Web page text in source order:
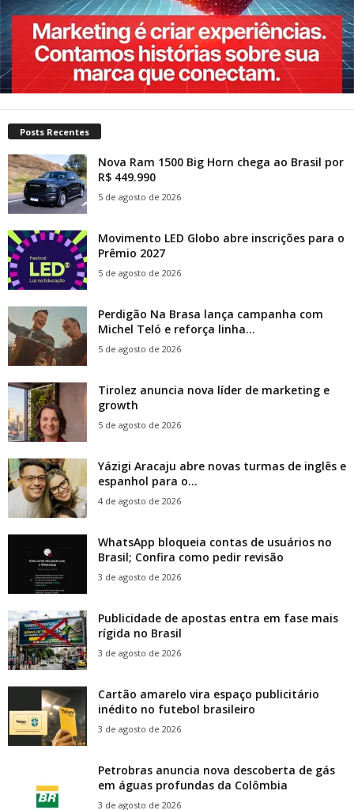
Posts Recentes
Nova Ram 1500 Big Horn chega ao Brasil por
R$ 449.990
5 de agosto de 2026
Movimento LED Globo abre inscrições para o
Prêmio 2027
5 de agosto de 2026
Perdigão Na Brasa lança campanha com
Michel Teló e reforça linha...
5 de agosto de 2026
Tirolez anuncia nova líder de marketing e
growth
5 de agosto de 2026
Yázigi Aracaju abre novas turmas de inglês e
espanhol para o...
4 de agosto de 2026
WhatsApp bloqueia contas de usuários no
Brasil; Confira como pedir revisão
3 de agosto de 2026
Publicidade de apostas entra em fase mais
rígida no Brasil
3 de agosto de 2026
Cartão amarelo vira espaço publicitário
inédito no futebol brasileiro
3 de agosto de 2026
Petrobras anuncia nova descoberta de gás
em águas profundas da Colômbia
3 de agosto de 2026